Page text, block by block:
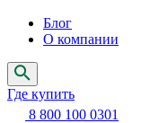
Блог
О компании
Где купить
8 800 100 0301